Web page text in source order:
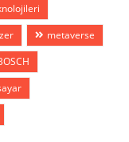
metaverse